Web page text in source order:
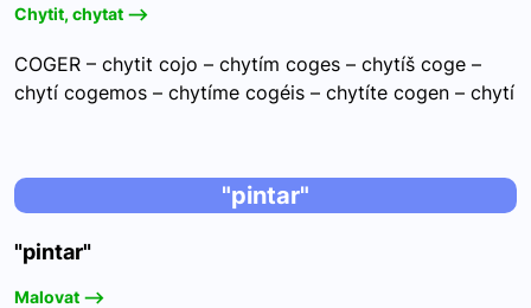
Chytit, chytat -->
COGER – chytit cojo – chytím coges – chytíš coge –
chytí cogemos – chytíme cogéis – chytíte cogen – chytí
"pintar"
"pintar"
Malovat -->